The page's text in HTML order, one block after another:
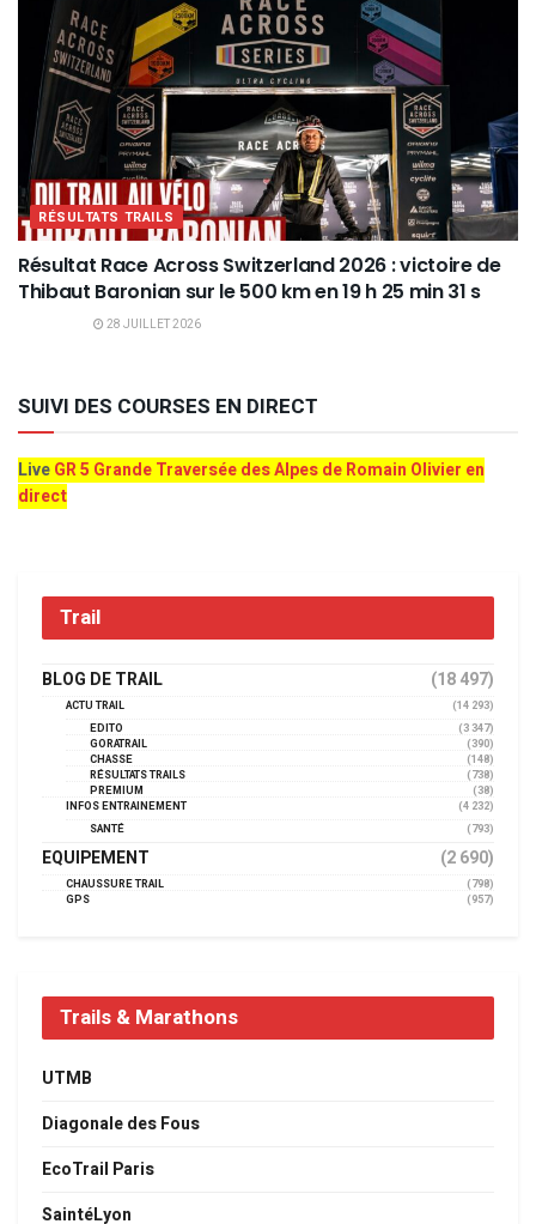
RÉSULTATS TRAILS
Résultat Race Across Switzerland 2026 : victoire de
Thibaut Baronian sur le 500 km en 19 h 25 min 31 s
28 JUILLET 2026
SUIVI DES COURSES EN DIRECT
LiveGR 5 Grande Traversée des Alpes de Romain Olivier en
direct
Trail
BLOG DE TRAIL (18 497)
ACTU TRAIL
(14 293)
EDITO
(3 347)
GORATRAIL
(390)
CHASSE
(148)
RÉSULTATS TRAILS
(738)
PREMIUM
(38)
INFOS ENTRAINEMENT
(4 232)
SANTÉ
(793)
EQUIPEMENT (2 690)
CHAUSSURE TRAIL
(798)
GPS
(957)
Trails & Marathons
UTMB
Diagonale des Fous
EcoTrail Paris
SaintéLyon